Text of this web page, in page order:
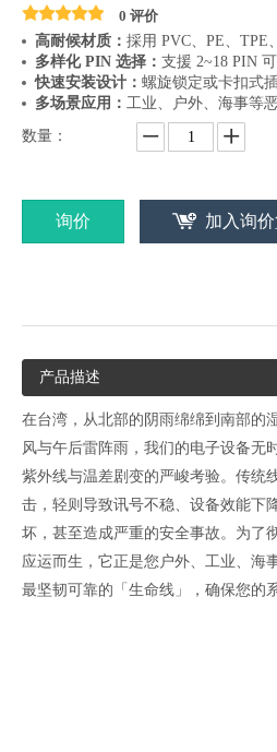
0 评价
高耐候材质： 採用 PVC、PE、TPE
多样化 PIN 选择： 支援 2~18 PIN
快速安装设计： 螺旋锁定或卡扣式
多场景应用： 工业、户外、海事等
数量：
询价 加入询
产品描述
在台湾，从北部的阴雨绵绵到南部的
风与午后雷阵雨，我们的电子设备无
紫外线与温差剧变的严峻考验。传统
击，轻则导致讯号不稳、设备效能下
坏，甚至造成严重的安全事故。为了
应运而生，它正是您户外、工业、海
最坚韧可靠的「生命线」，确保您的